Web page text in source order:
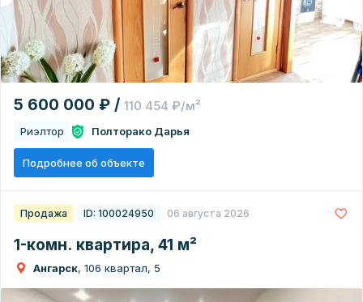
5 600 000 ₽ / 110 454 ₽/м²
Риэлтор Полторако Дарья
Подробнее об объекте
Продажа ID: 100024950 06 августа 2026
1-комн. квартира, 41 м²
Ангарск, 106 квартал, 5